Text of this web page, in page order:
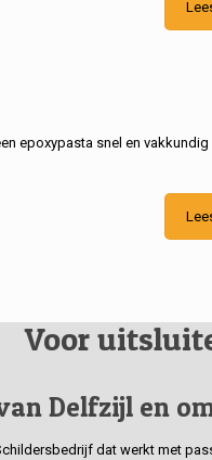
epoxypasta snel en
Voor
Delfzijl en
dat werkt met